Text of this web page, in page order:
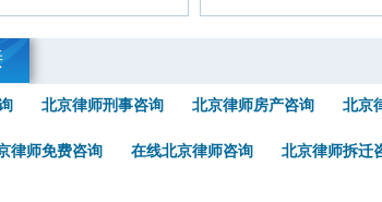
北京律师刑事咨询 北京律师房产咨询 北京
律师免费咨询 在线北京律师咨询 北京律师拆迁